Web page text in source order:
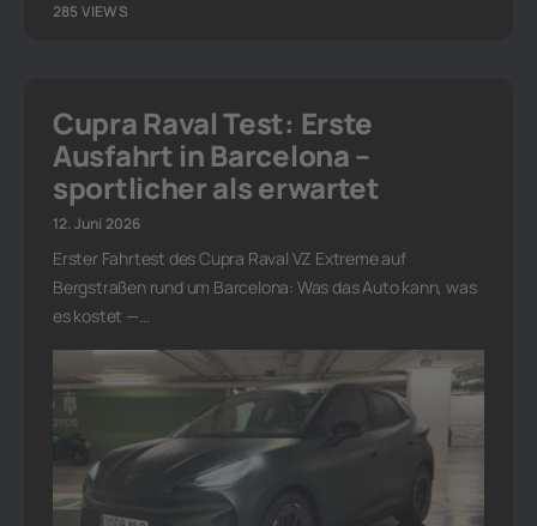
285 VIEWS
Cupra Raval Test: Erste
Ausfahrt in Barcelona –
sportlicher als erwartet
12. Juni 2026
Erster Fahrtest des Cupra Raval VZ Extreme auf
Bergstraßen rund um Barcelona: Was das Auto kann, was
es kostet —…